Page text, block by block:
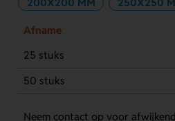
Afname
25 stuks
50 stuks
Neem contact op voor